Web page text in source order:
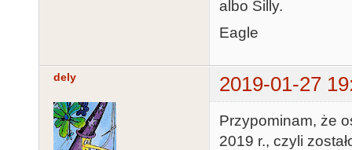
albo Silly.
Eagle
dely 2019-01-27
Przypominam, że
2019 r., czyli